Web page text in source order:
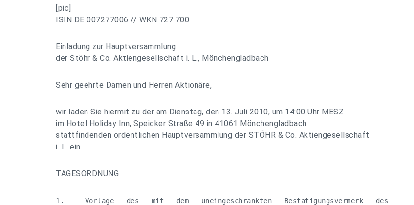
[pic]
ISIN DE 007277006 // WKN 727 700
Einladung zur Hauptversammlung
der Stöhr & Co. Aktiengesellschaft i. L., Mönchengladbach
Sehr geehrte Damen und Herren Aktionäre,
wir laden Sie hiermit zu der am Dienstag, den 13. Juli 2010, um 14:00 Uhr MESZ
im Hotel Holiday Inn, Speicker Straße 49 in 41061 Mönchengladbach
stattfindenden ordentlichen Hauptversammlung der STÖHR & Co. Aktiengesellschaft
i. L. ein.
TAGESORDNUNG
1.     Vorlage   des   mit   dem   uneingeschränkten   Bestätigungsvermerk   des